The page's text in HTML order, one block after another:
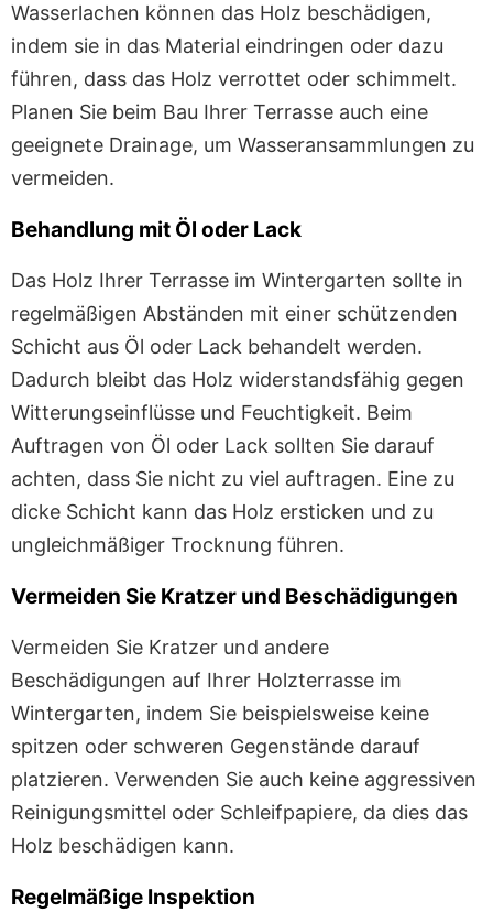
Wasserlachen können das Holz beschädigen,
indem sie in das Material eindringen oder dazu
führen, dass das Holz verrottet oder schimmelt.
Planen Sie beim Bau Ihrer Terrasse auch eine
geeignete Drainage, um Wasseransammlungen zu
vermeiden.
Behandlung mit Öl oder Lack
Das Holz Ihrer Terrasse im Wintergarten sollte in
regelmäßigen Abständen mit einer schützenden
Schicht aus Öl oder Lack behandelt werden.
Dadurch bleibt das Holz widerstandsfähig gegen
Witterungseinflüsse und Feuchtigkeit. Beim
Auftragen von Öl oder Lack sollten Sie darauf
achten, dass Sie nicht zu viel auftragen. Eine zu
dicke Schicht kann das Holz ersticken und zu
ungleichmäßiger Trocknung führen.
Vermeiden Sie Kratzer und Beschädigungen
Vermeiden Sie Kratzer und andere
Beschädigungen auf Ihrer Holzterrasse im
Wintergarten, indem Sie beispielsweise keine
spitzen oder schweren Gegenstände darauf
platzieren. Verwenden Sie auch keine aggressiven
Reinigungsmittel oder Schleifpapiere, da dies das
Holz beschädigen kann.
Regelmäßige Inspektion